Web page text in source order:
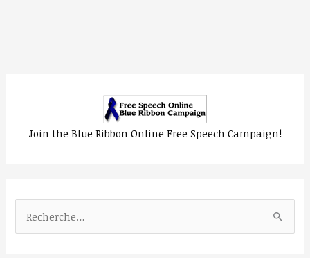
Join the Blue Ribbon Online Free Speech Campaign!
e